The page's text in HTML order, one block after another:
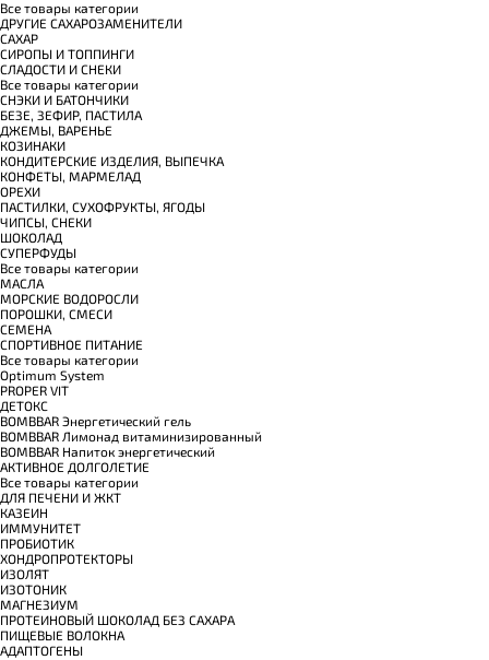
Все товары категории
ДРУГИЕ САХАРОЗАМЕНИТЕЛИ
САХАР
СИРОПЫ И ТОППИНГИ
СЛАДОСТИ И СНЕКИ
Все товары категории
СНЭКИ И БАТОНЧИКИ
БЕЗЕ, ЗЕФИР, ПАСТИЛА
ДЖЕМЫ, ВАРЕНЬЕ
КОЗИНАКИ
КОНДИТЕРСКИЕ ИЗДЕЛИЯ, ВЫПЕЧКА
КОНФЕТЫ, МАРМЕЛАД
ОРЕХИ
ПАСТИЛКИ, СУХОФРУКТЫ, ЯГОДЫ
ЧИПСЫ, СНЕКИ
ШОКОЛАД
СУПЕРФУДЫ
Все товары категории
МАСЛА
МОРСКИЕ ВОДОРОСЛИ
ПОРОШКИ, СМЕСИ
СЕМЕНА
СПОРТИВНОЕ ПИТАНИЕ
Все товары категории
Optimum System
PROPER VIT
ДЕТОКС
BOMBBAR Энергетический гель
BOMBBAR Лимонад витаминизированный
BOMBBAR Напиток энергетический
АКТИВНОЕ ДОЛГОЛЕТИЕ
Все товары категории
ДЛЯ ПЕЧЕНИ И ЖКТ
КАЗЕИН
ИММУНИТЕТ
ПРОБИОТИК
ХОНДРОПРОТЕКТОРЫ
ИЗОЛЯТ
ИЗОТОНИК
МАГНЕЗИУМ
ПРОТЕИНОВЫЙ ШОКОЛАД БЕЗ САХАРА
ПИЩЕВЫЕ ВОЛОКНА
АДАПТОГЕНЫ